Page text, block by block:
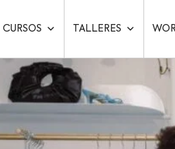
CURSOS TALLERES